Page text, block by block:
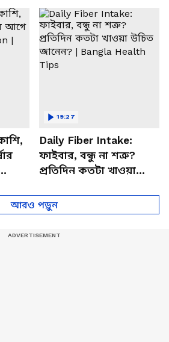
Daily Fiber Intake:
ফাইবার, বন্ধু না শত্রু?
প্রতিদিন কতটা খাওয়া
Health Tips
19:27
আরও পড়ুন